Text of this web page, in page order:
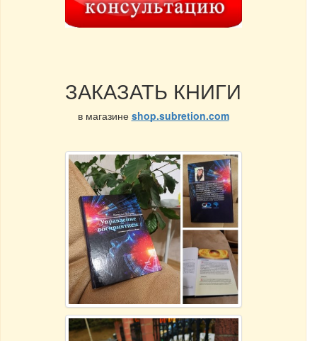
ЗАКАЗАТЬ КНИГИ
в магазине shop.subretion.com